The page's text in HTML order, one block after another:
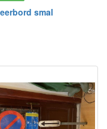
smal